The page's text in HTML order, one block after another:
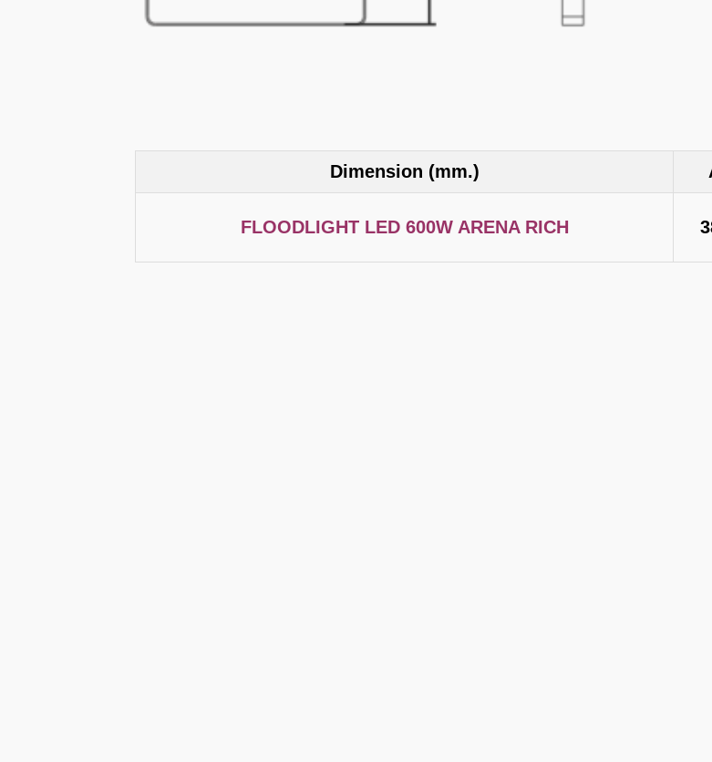
Dimension (mm.)
FLOODLIGHT LED600W ARENA RICH